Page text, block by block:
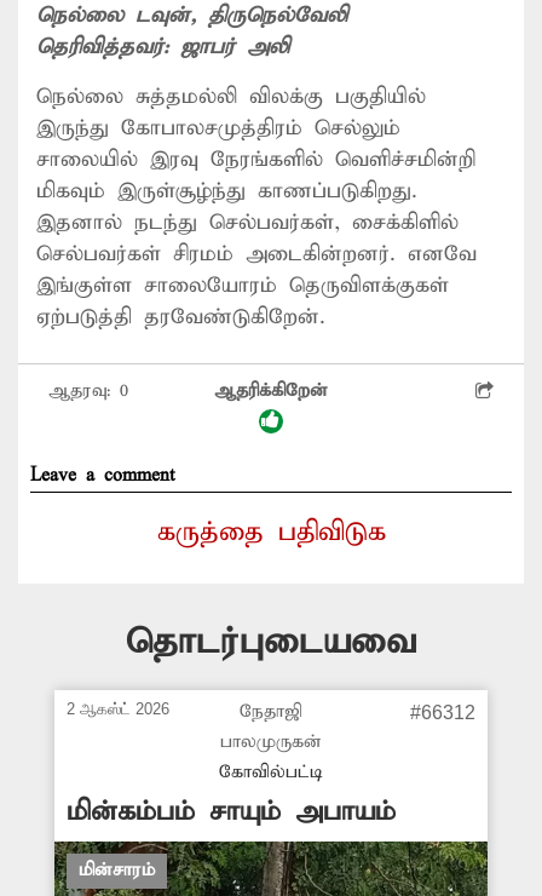
நெல்லை டவுன், திருநெல்வேலி
தெரிவித்தவர்: ஜாபர் அலி
நெல்லை சுத்தமல்லி விலக்கு பகுதியில்
இருந்து கோபாலசமுத்திரம் செல்லும்
சாலையில் இரவு நேரங்களில் வெளிச்சமின்றி
மிகவும் இருள்சூழ்ந்து காணப்படுகிறது.
இதனால் நடந்து செல்பவர்கள், சைக்கிளில்
செல்பவர்கள் சிரமம் அடைகின்றனர். எனவே
இங்குள்ள சாலையோரம் தெருவிளக்குகள்
ஏற்படுத்தி தரவேண்டுகிறேன்.
ஆதரவு: 0 ஆதரிக்கிறேன்
Leave a comment
கருத்தை பதிவிடுக
தொடர்புடையவை
2 ஆகஸ்ட் 2026
நேதாஜி
பாலமுருகன்
கோவில்பட்டி
#66312
மின்கம்பம் சாயும் அபாயம்
மின்சாரம்